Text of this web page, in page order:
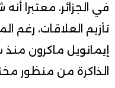
في الجزائر، معتبرا
تأزيم العلاقات، رغم
الذاكرة من منظور